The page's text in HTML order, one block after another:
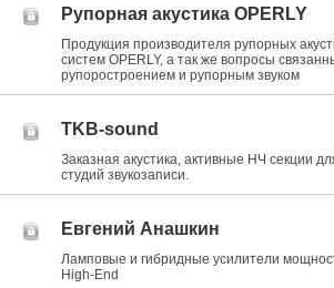
Рупорная акустика OPERLY
Продукция производителя рупорных
систем OPERLY, а так же вопросы
рупоростроением и рупорным звуком
TKB-sound
Заказная акустика, активные НЧ секции
студий звукозаписи.
Евгений Анашкин
Ламповые и гибридные усилители
High-End